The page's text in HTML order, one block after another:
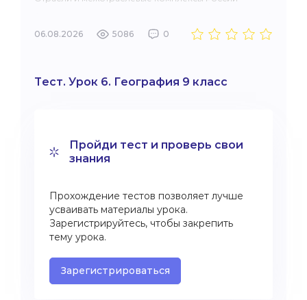
06.08.2026 5086 0
Тест. Урок 6. География 9 класс
Пройди тест и проверь свои
знания
Прохождение тестов позволяет лучше
усваивать материалы урока.
Зарегистрируйтесь, чтобы закрепить
тему урока.
Зарегистрироваться